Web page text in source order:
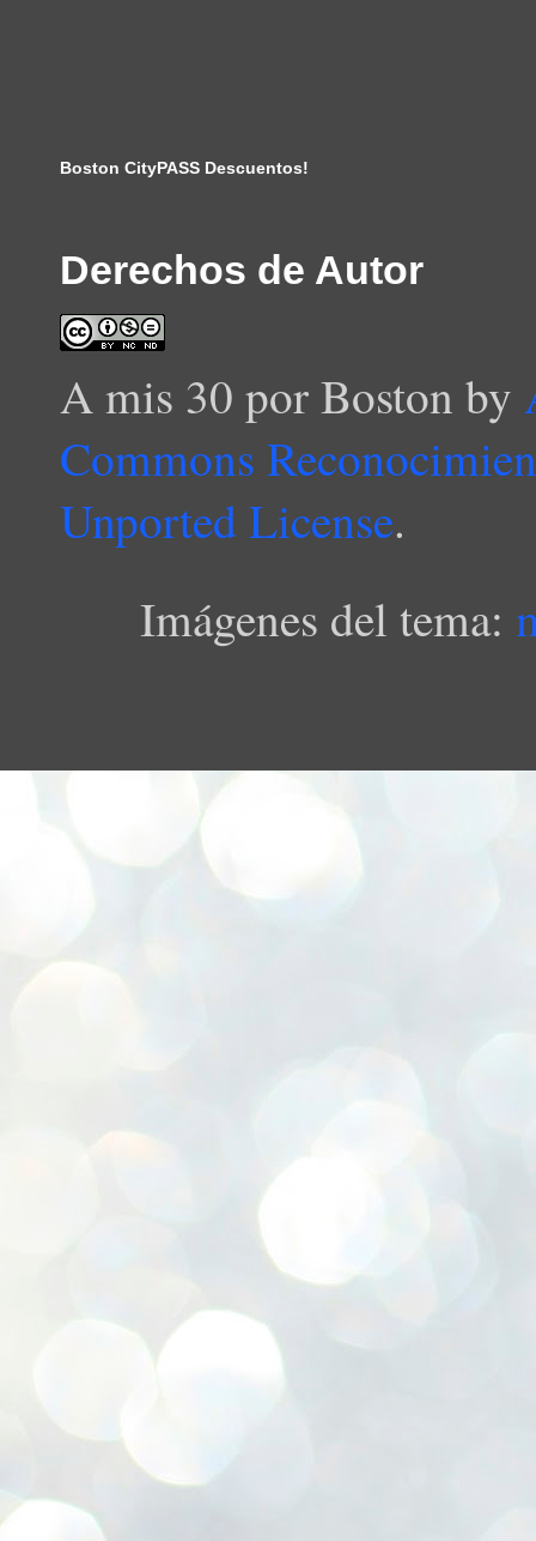
Boston CityPASS Descuentos!
Derechos de Autor
A mis 30 por Boston by
Commons
Unported License.
Imágenes del tema: